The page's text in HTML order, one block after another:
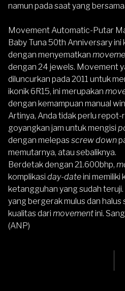
namun pada saat yang
Movement Automatic-Putar
Baby Tuna 50th Anniversary ini
dengan menyematkan
dengan 24 jewels. Movement
diluncurkan pada 2011 untuk
ikonik 6R15, ini merupakan
dengan kemampuan manual
Artinya, Anda tidak perlu
goyangkan jam untuk mengisi
dengan melepasscrew down
memutarnya, atau sebaliknya.
Berdetak dengan 21.600bhp,
komplikasi day-dateini memiliki
ketangguhan yang sudah
yang bergerak mulus dan halus
kualitas dari movementini.
(ANP)